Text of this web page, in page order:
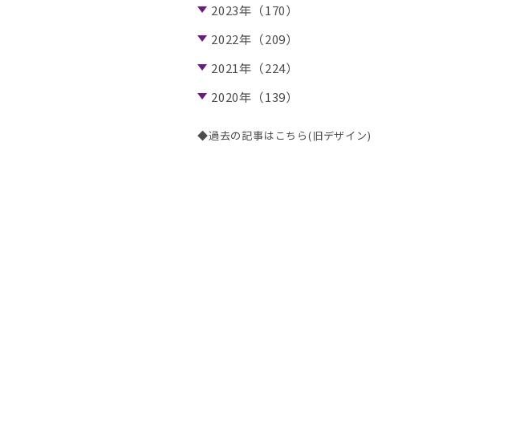
2023年（170）
2022年（209）
2021年（224）
2020年（139）
◆過去の記事はこちら(旧デザイン)